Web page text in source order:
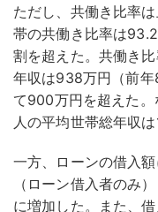
ただし、共働き比率
帯の共働き比率は
割を超えた。共働き
年収は938万円（前
て900万円を超えた
人の平均世帯総年収は
一方、ローンの借入
（ローン借入者のみ
に増加した。また、